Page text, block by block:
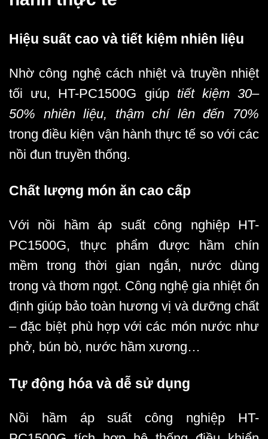
Hiệu suất cao và tiết kiệm nhiên liệu
Nhờ công nghệ cách nhiệt và truyền nhiệt
tối ưu, HT-PC1500G giúp tiết kiệm 30–
50% nhiên liệu, thậm chí lên đến 70%
trong điều kiện vận hành thực tế so với các
nồi đun truyền thống.
Chất lượng món ăn cao cấp
Với nồi hầm áp suất công nghiệp HT-
PC1500G, thực phẩm được hầm chín
mềm trong thời gian ngắn, nước dùng
trong và thơm ngọt. Công nghệ gia nhiệt ổn
định giúp bảo toàn hương vị và dưỡng chất
– đặc biệt phù hợp với các món nước như
phở, bún bò, nước hầm xương…
Tự động hóa và dễ sử dụng
Nồi hầm áp suất công nghiệp HT-